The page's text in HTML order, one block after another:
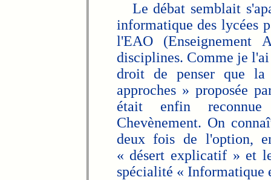
Le débat semblait
informatique des lycées
l'EAO (Enseignement
disciplines. Comme je
droit de penser que la
approches » proposée
était enfin
Chevènement. On
deux fois de l'option,
« désert explicatif » et
spécialité « Informatique